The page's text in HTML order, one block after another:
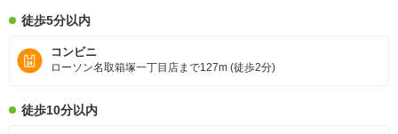
徒歩5分以内
コンビニ
ローソン名取箱塚一丁目店まで127m (徒歩2分)
徒歩10分以内